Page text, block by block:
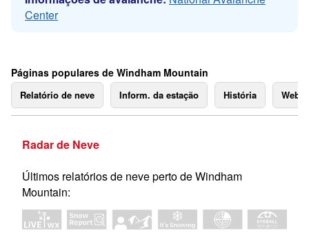
Center
Páginas populares de Windham Mountain
Relatório de neve Inform. da estação História
Radar de Neve
Últimos relatórios de neve perto de Windham
Mountain: